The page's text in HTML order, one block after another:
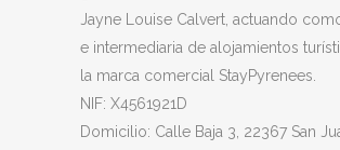
Jayne Louise Calvert, actuando
e intermediaria de alojamientos
la marca comercial StayPyrenees.
NIF: X4561921D
Domicilio: Calle Baja 3, 22367 San